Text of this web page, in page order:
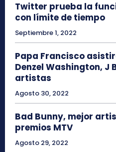
Twitter prueba la
con límite de tiempo
Septiembre 1, 2022
Papa Francisco
Denzel Washington, J
artistas
Agosto 30, 2022
Bad Bunny, mejor
premios MTV
Agosto 29, 2022